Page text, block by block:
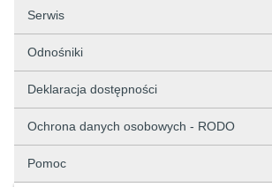
Serwis
Odnośniki
Deklaracja dostępności
Ochrona danych osobowych - RODO
Pomoc